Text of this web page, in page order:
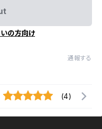
の方向け
通報する
(4)